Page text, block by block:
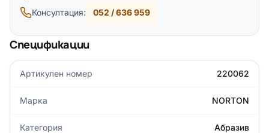
Консултация:
052 / 636 959
Спецификации
Артикулен номер 220062
Марка NORTON
Категория Абразив